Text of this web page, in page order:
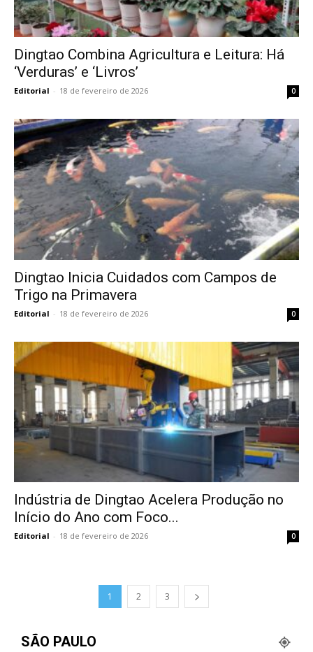
Dingtao Combina Agricultura e Leitura: Há
‘Verduras’ e ‘Livros’
Editorial - 18 de fevereiro de 2026 0
Dingtao Inicia Cuidados com Campos de
Trigo na Primavera
Editorial - 18 de fevereiro de 2026 0
Indústria de Dingtao Acelera Produção no
Início do Ano com Foco...
Editorial - 18 de fevereiro de 2026 0
1 2 3
SÃO PAULO